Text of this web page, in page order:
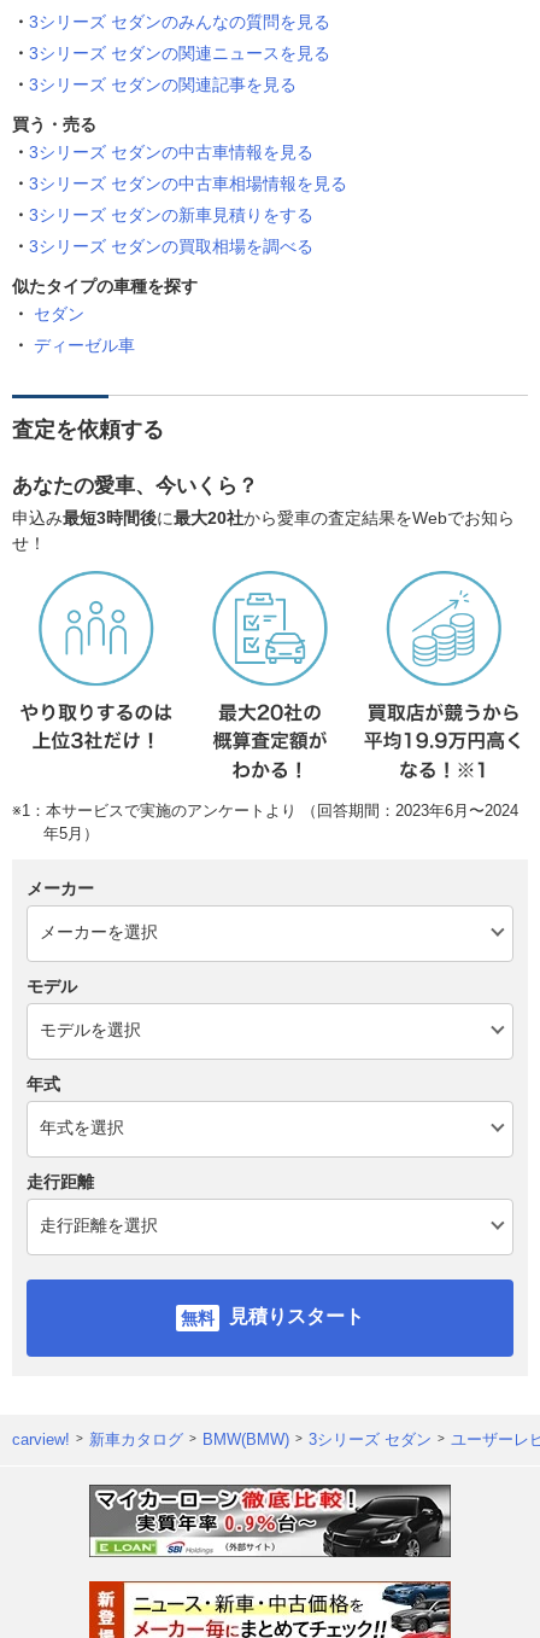
3シリーズ セダンのみんなの質問を見る
3シリーズ セダンの関連ニュースを見る
3シリーズ セダンの関連記事を見る
買う・売る
3シリーズ セダンの中古車情報を見る
3シリーズ セダンの中古車相場情報を見る
3シリーズ セダンの新車見積りをする
3シリーズ セダンの買取相場を調べる
似たタイプの車種を探す
セダン
ディーゼル車
査定を依頼する
あなたの愛車、今いくら？
申込み最短3時間後に最大20社から愛車の査定結果をWebでお知ら
せ！
※1：本サービスで実施のアンケートより （回答期間：2023年6月〜2024
年5月）
メーカー
モデル
年式
走行距離
見積りスタート
carview! 新車カタログ BMW(BMW) 3シリーズ セダン ユーザーレ